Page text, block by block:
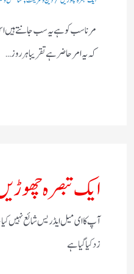
مرنا سب کو ہے یہ سب جانتے ہیں
کہ یہ امر حاضر ہے تقریبا ہر روز…
ایک تبصرہ
آپ کا ای میل ایڈریس شائع نہیں
زد کیا گیا ہے